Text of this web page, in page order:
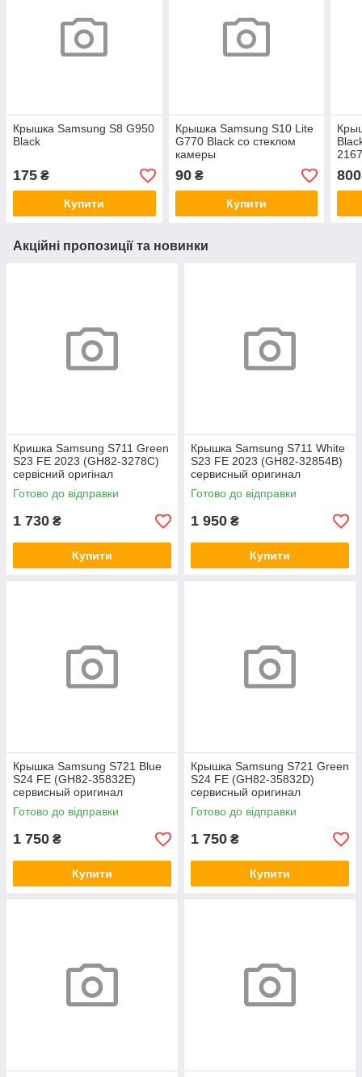
Крышка Samsung S8 G950
Black
175 ₴
Купити
Крышка Samsung S10 Lite
G770 Black со стеклом
камеры
90₴
Купити
800
Акційні пропозиції та новинки
Кришка Samsung S711 Green
S23 FE 2023 (GH82-3278C)
сервісний оригінал
Готово до відправки
1 730 ₴
Купити
Крышка Samsung S711 White
S23 FE 2023 (GH82-32854B)
сервисный оригинал
Готово до відправки
1 950 ₴
Купити
Крышка Samsung S721 Blue
S24 FE (GH82-35832E)
сервисный оригинал
Готово до відправки
1 750 ₴
Купити
Крышка Samsung S721 Green
S24 FE (GH82-35832D)
сервисный оригинал
Готово до відправки
1 750 ₴
Купити